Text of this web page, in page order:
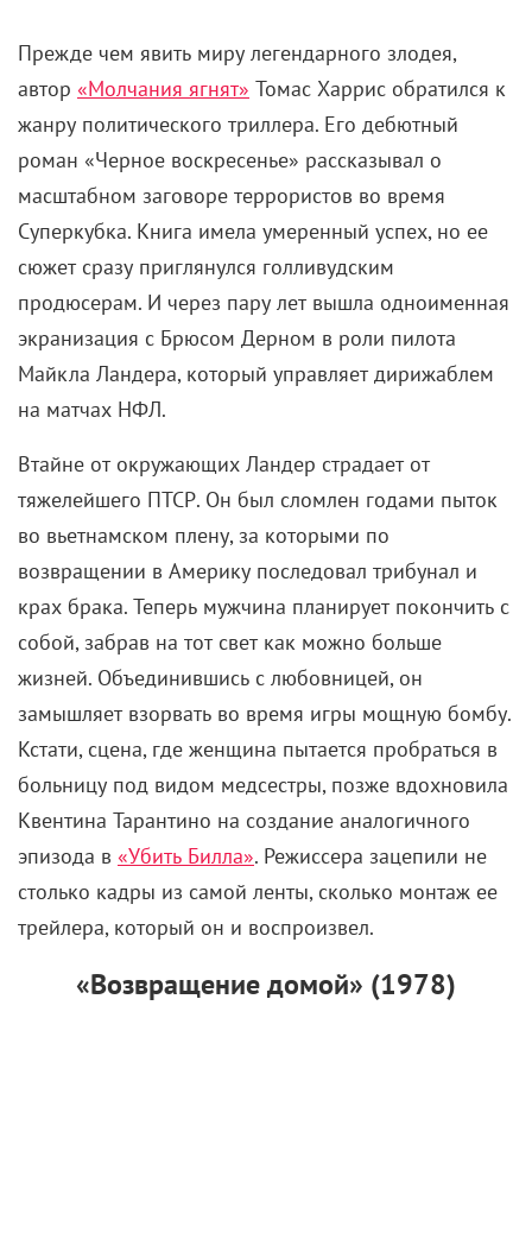
Суперкубка. Книга имела умеренный успех, но ее
сюжет сразу приглянулся голливудским
продюсерам. И через пару лет вышла одноименная
экранизация с Брюсом Дерном в роли пилота
Майкла Ландера, который управляет дирижаблем
на матчах НФЛ.
Втайне от окружающих Ландер страдает от
тяжелейшего ПТСР. Он был сломлен годами пыток
во вьетнамском плену, за которыми по
возвращении в Америку последовал трибунал и
крах брака. Теперь мужчина планирует покончить с
собой, забрав на тот свет как можно больше
жизней. Объединившись с любовницей, он
замышляет взорвать во время игры мощную бомбу.
Кстати, сцена, где женщина пытается пробраться в
больницу под видом медсестры, позже вдохновила
Квентина Тарантино на создание аналогичного
эпизода в«Убить Билла» . Режиссера зацепили не
столько кадры из самой ленты, сколько монтаж ее
трейлера, который он и воспроизвел.
«Возвращение домой» (1978)